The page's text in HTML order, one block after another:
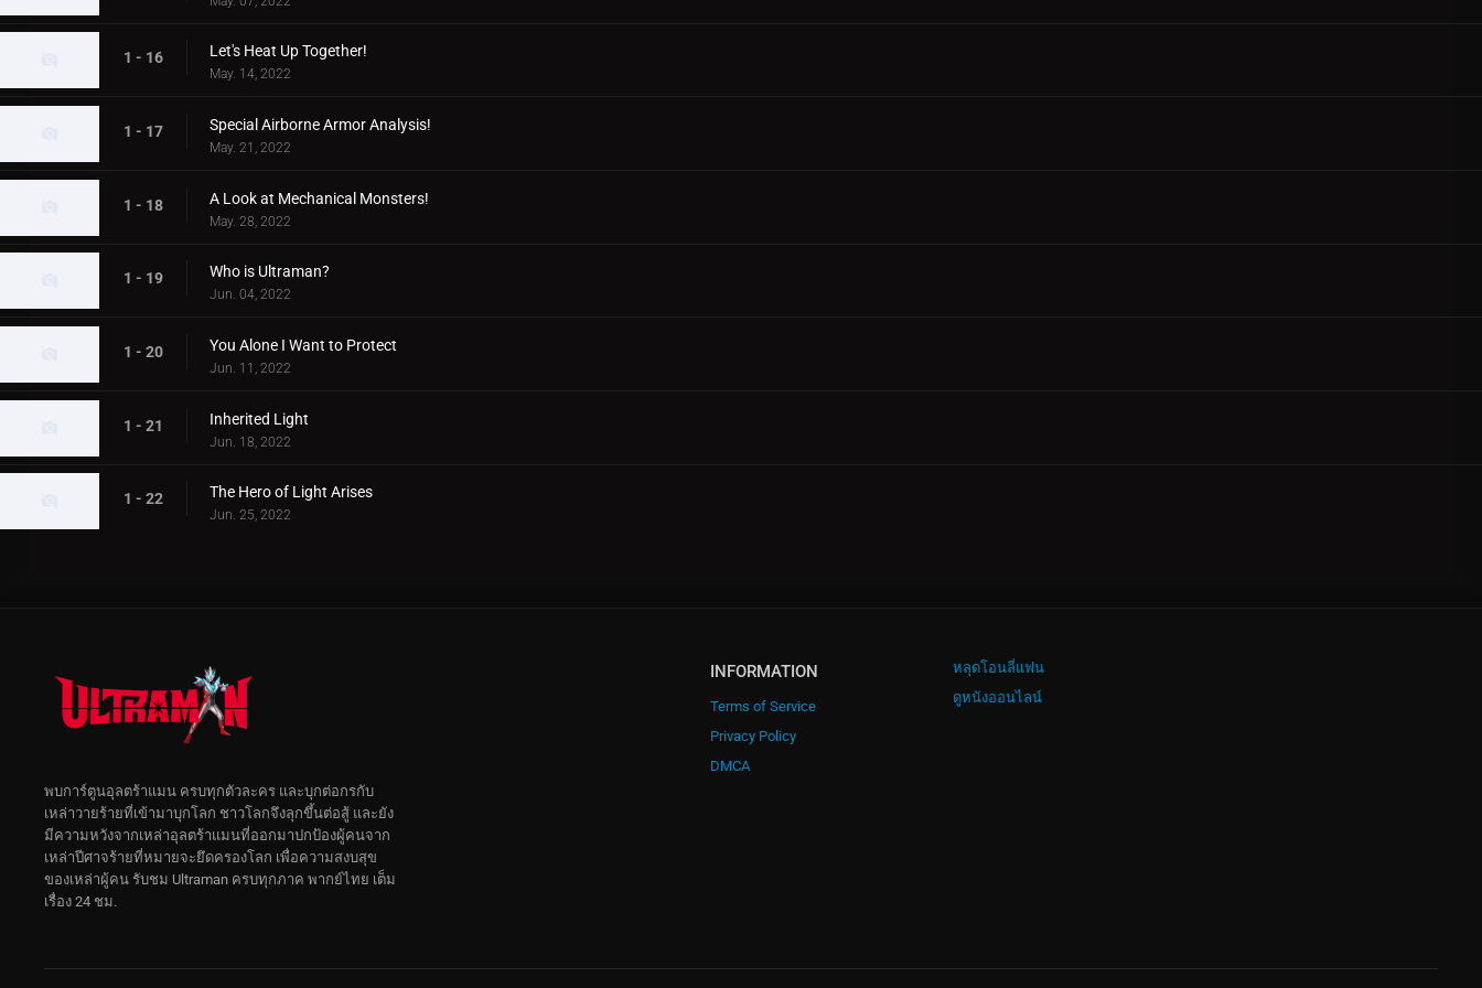
1 - 16 Let's Heat Up Together!
May. 14, 2022
1 - 17 Special Airborne Armor Analysis!
May. 21, 2022
1 - 18 A Look at Mechanical Monsters!
May. 28, 2022
1 - 19 Who is Ultraman?
Jun. 04, 2022
1 - 20 You Alone I Want to Protect
Jun. 11, 2022
1 - 21 Inherited Light
Jun. 18, 2022
1 - 22 The Hero of Light Arises
Jun. 25, 2022
INFORMATION
Terms of Service
Privacy Policy
DMCA
หลุดโอนลี่แฟน
ดูหนังออนไลน์
พบการ์ตูนอุลตร้าแมน ครบทุกตัวละคร และบุกต่อกรกับ
เหล่าวายร้ายที่เข้ามาบุกโลก ชาวโลกจึงลุกขึ้นต่อสู้ และยัง
มีความหวังจากเหล่าอุลตร้าแมนที่ออกมาปกป้องผู้คนจาก
เหล่าปีศาจร้ายที่หมายจะยึดครองโลก เพื่อความสงบสุข
ของเหล่าผู้คน รับชม Ultraman ครบทุกภาค พากย์ไทย เต็ม
เรื่อง 24 ชม.